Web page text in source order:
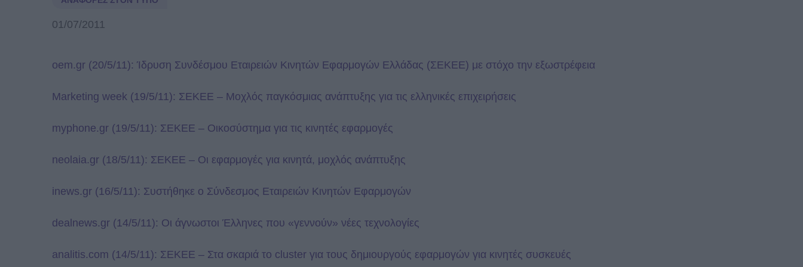
01/07/2011
oem.gr (20/5/11): Ίδρυση Συνδέσμου Εταιρειών Κινητών Εφαρμογών Ελλάδας (ΣΕΚΕΕ) με στόχο την εξωστρέφεια
Marketing week (19/5/11): ΣΕΚΕΕ – Μοχλός παγκόσμιας ανάπτυξης για τις ελληνικές επιχειρήσεις
myphone.gr (19/5/11): ΣΕΚΕΕ – Οικοσύστημα για τις κινητές εφαρμογές
neolaia.gr (18/5/11): ΣΕΚΕΕ – Οι εφαρμογές για κινητά, μοχλός ανάπτυξης
inews.gr (16/5/11): Συστήθηκε ο Σύνδεσμος Εταιρειών Κινητών Εφαρμογών
dealnews.gr (14/5/11): Οι άγνωστοι Έλληνες που «γεννούν» νέες τεχνολογίες
analitis.com (14/5/11): ΣΕΚΕΕ – Στα σκαριά το cluster για τους δημιουργούς εφαρμογών για κινητές συσκευές